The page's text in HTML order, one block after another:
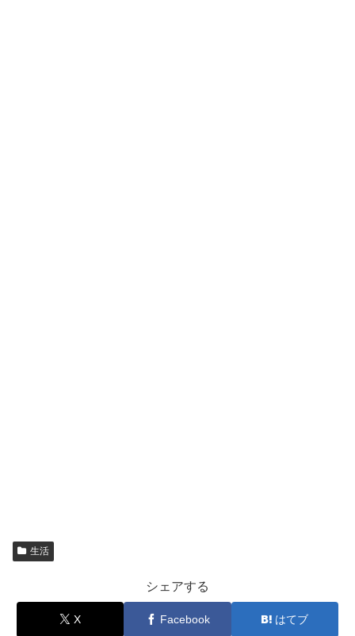
生活
シェアする
X Facebook はてブ